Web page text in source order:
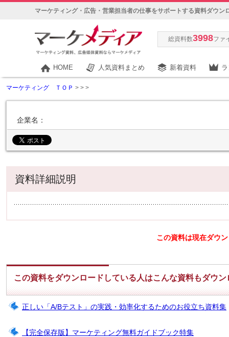
マーケティング・広告・営業担当者の仕事をサポートする資料ダウン
総資料数3998ファ
HOME 人気資料まとめ 新着資料
マーケティング ＴＯＰ > > >
企業名：
資料詳細説明
この資料は現在ダウ
この資料をダウンロードしている人はこんな資料もダウ
正しい「A/Bテスト」の実践・効率化するためのお役立ち資料集
【完全保存版】マーケティング無料ガイドブック特集